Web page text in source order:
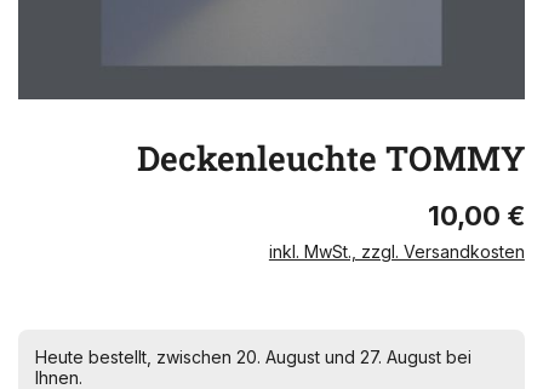
Deckenleuchte TOMMY
10,00 €
inkl. MwSt., zzgl. Versandkosten
Heute bestellt, zwischen 20. August und 27. August bei
Ihnen.